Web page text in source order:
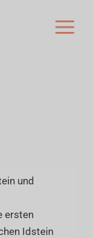
und
ersten
Idstein